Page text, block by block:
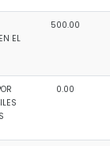
EL
500.00
0.00